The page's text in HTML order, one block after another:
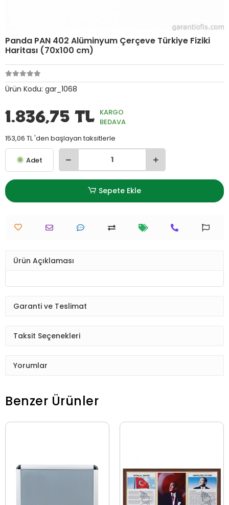
Panda PAN 402 Alüminyum Çerçeve Türkiye Fiziki
Haritası (70x100 cm)
Ürün Kodu: gar_1068
1.836,75 TL KARGO
BEDAVA
153,06 TL 'den başlayan taksitlerle
Adet
Sepete Ekle
Ürün Açıklaması
Garanti ve Teslimat
Taksit Seçenekleri
Yorumlar
Benzer Ürünler